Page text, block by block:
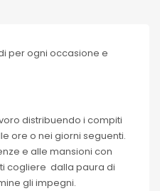
per ogni occasione e
distribuendo i compiti
ore o nei giorni seguenti.
e alle mansioni con
cogliere dalla paura di
gli impegni.